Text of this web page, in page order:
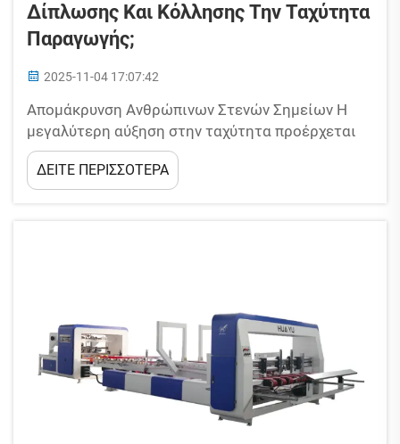
Δίπλωσης Και Κόλλησης Την Ταχύτητα
Παραγωγής;
2025-11-04 17:07:42
Απομάκρυνση Ανθρώπινων Στενών Σημείων Η
μεγαλύτερη αύξηση στην ταχύτητα προέρχεται
από την εξάλειψη των ανθρώπινων περιορισμών.
Η δίπλωση και η κόλληση με το χέρι είναι αργή,
ασυνεπής και κουραστική. Οι αυτόματες μηχανές
ΔΕΙΤΕ ΠΕΡΙΣΣΟΤΕΡΑ